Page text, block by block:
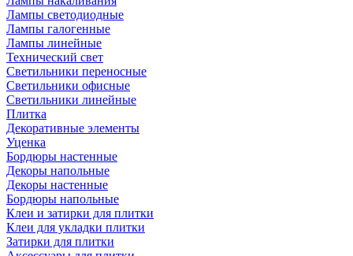
Лампы светодиодные
Лампы галогенные
Лампы линейные
Технический свет
Светильники переносные
Светильники офисные
Светильники линейные
Плитка
Декоративные элементы
Уценка
Бордюры настенные
Декоры напольные
Декоры настенные
Бордюры напольные
Клеи и затирки для плитки
Клеи для укладки плитки
Затирки для плитки